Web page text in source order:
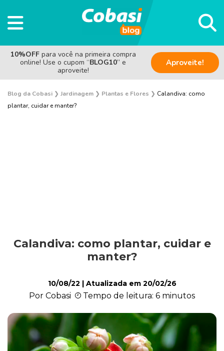
10%OFF para você na primeira compra
online! Use o cupom “BLOG10” e
aproveite!
Aproveite!
Blog da Cobasi ❯ Jardinagem ❯ Plantas e Flores ❯ Calandiva: como
plantar, cuidar e manter?
Cultivo e Manutenção
Cachorro
Calandiva: como plantar, cuidar e
manter?
10/08/22 | Atualizada em 20/02/26
Por Cobasi Tempo de leitura: 6 minutos